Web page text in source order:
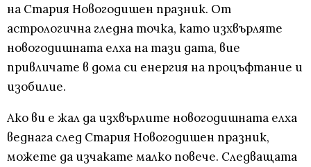
на Стария Новогодишен празник. От
астрологична гледна точка, като изхвърляте
новогодишната елха на тази дата, вие
привличате в дома си енергия на процъфтание и
изобилие.
Ако ви е жал да изхвърлите новогодишната елха
веднага след Стария Новогодишен празник,
можете да изчакате малко повече. Следващата